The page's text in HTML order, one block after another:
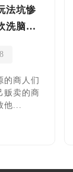
法坑惨
洗脑夏
的商人们
贩卖的商
他...